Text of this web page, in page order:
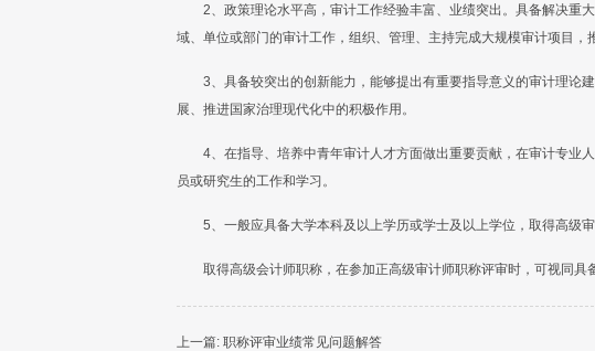
2、政策理论水平高，审计工作经验丰富、业绩突出。具备解决重
域、单位或部门的审计工作，组织、管理、主持完成大规模审计项目，
3、具备较突出的创新能力，能够提出有重要指导意义的审计理论
展、推进国家治理现代化中的积极作用。
4、在指导、培养中青年审计人才方面做出重要贡献，在审计专业
员或研究生的工作和学习。
5、一般应具备大学本科及以上学历或学士及以上学位，取得高级
取得高级会计师职称，在参加正高级审计师职称评审时，可视同具
上一篇: 职称评审业绩常见问题解答